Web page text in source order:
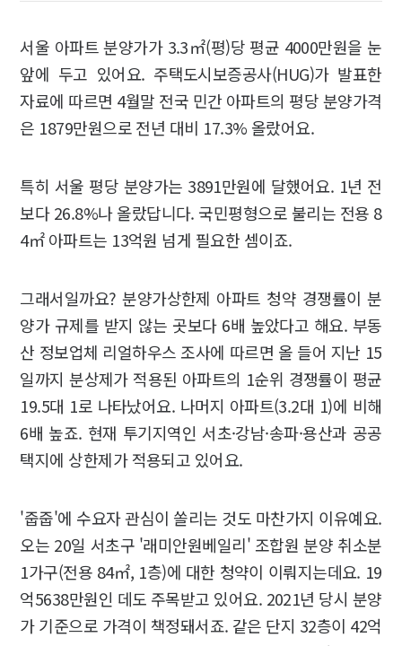
서울 아파트 분양가가 3.3㎡(평)당 평균 4000만원을 눈
앞에 두고 있어요. 주택도시보증공사(HUG)가 발표한
자료에 따르면 4월말 전국 민간 아파트의 평당 분양가격
은 1879만원으로 전년 대비 17.3% 올랐어요.
특히 서울 평당 분양가는 3891만원에 달했어요. 1년 전
보다 26.8%나 올랐답니다. 국민평형으로 불리는 전용 8
4㎡ 아파트는 13억원 넘게 필요한 셈이죠.
그래서일까요? 분양가상한제 아파트 청약 경쟁률이 분
양가 규제를 받지 않는 곳보다 6배 높았다고 해요. 부동
산 정보업체 리얼하우스 조사에 따르면 올 들어 지난 15
일까지 분상제가 적용된 아파트의 1순위 경쟁률이 평균
19.5대 1로 나타났어요. 나머지 아파트(3.2대 1)에 비해
6배 높죠. 현재 투기지역인 서초·강남·송파·용산과 공공
택지에 상한제가 적용되고 있어요.
'줍줍'에 수요자 관심이 쏠리는 것도 마찬가지 이유예요.
오는 20일 서초구 '래미안원베일리' 조합원 분양 취소분
1가구(전용 84㎡, 1층)에 대한 청약이 이뤄지는데요. 19
억5638만원인 데도 주목받고 있어요. 2021년 당시 분양
가 기준으로 가격이 책정돼서죠. 같은 단지 32층이 42억